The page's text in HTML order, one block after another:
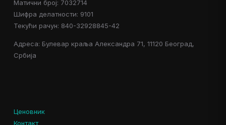
Матични број: 7032714
Шифра делатности: 9101
Текући рачун: 840-32928845-42
Адреса: Булевар краља Александра 71, 11120 Београд,
Србија
Ценовник
Контакт